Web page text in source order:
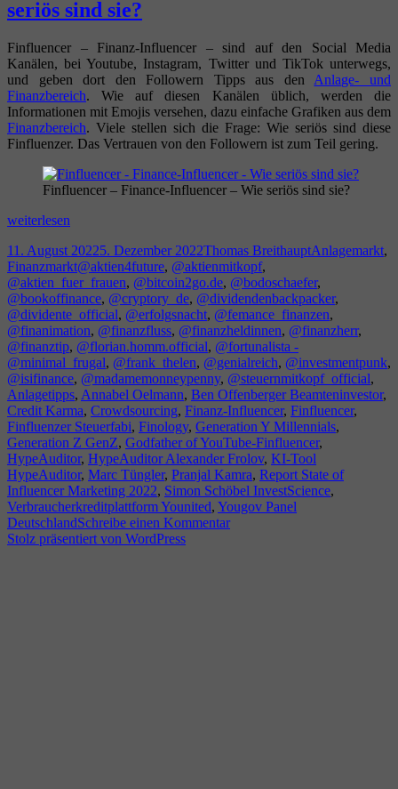
seriös sind sie?
Finfluencer – Finanz-Influencer – sind auf den Social Media
Kanälen, bei Youtube, Instagram, Twitter und TikTok unterwegs,
und geben dort den Followern Tipps aus den Anlage- und
Finanzbereich. Wie auf diesen Kanälen üblich, werden die
Informationen mit Emojis versehen, dazu einfache Grafiken aus dem
Finanzbereich. Viele stellen sich die Frage: Wie seriös sind diese
Finfluenzer. Das Vertrauen von den Followern ist zum Teil gering.
Finfluencer – Finance-Influencer – Wie seriös sind sie?
Finfluencer
Finance-
Influencer
–
Wie
seriös
sind
sie?
weiterlesen
Veröffentlicht
am
11. August 20225. Dezember 2022Autor
Thomas BreithauptKategorien
Anlagemarkt,
FinanzmarktSchlagwörter
@aktien4future, @aktienmitkopf,
@aktien_fuer_frauen, @bitcoin2go.de, @bodoschaefer,
@bookoffinance, @cryptory_de, @dividendenbackpacker,
@dividente_official, @erfolgsnacht, @femance_finanzen,
@finanimation, @finanzfluss, @finanzheldinnen, @finanzherr,
@finanztip, @florian.homm.official, @fortunalista -
@minimal_frugal, @frank_thelen, @genialreich, @investmentpunk,
@isifinance, @madamemonneypenny, @steuernmitkopf_official,
Anlagetipps, Annabel Oelmann, Ben Offenberger Beamteninvestor,
Credit Karma, Crowdsourcing, Finanz-Influencer, Finfluencer,
Finfluenzer Steuerfabi, Finology, Generation Y Millennials,
Generation Z GenZ, Godfather of YouTube-Finfluencer,
HypeAuditor, HypeAuditor Alexander Frolov, KI-Tool
HypeAuditor, Marc Tüngler, Pranjal Kamra, Report State of
Influencer Marketing 2022, Simon Schöbel InvestScience,
Verbraucherkreditplattform Younited, Yougov Panel
DeutschlandSchreibe einen Kommentarzu
Stolz präsentiert von WordPress